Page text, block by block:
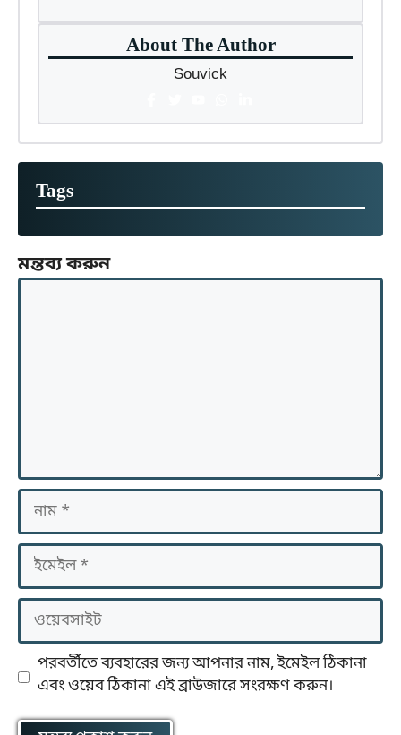
About The Author
Souvick
Tags
মন্তব্য করুন
মন্তব্য
নাম
ইমেইল
ওয়েবসাইট
পরবর্তীতে ব্যবহারের জন্য আপনার নাম, ইমেইল ঠিকানা
এবং ওয়েব ঠিকানা এই ব্রাউজারে সংরক্ষণ করুন।